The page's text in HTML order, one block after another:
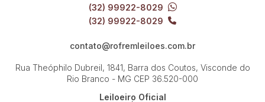
(32) 99922-8029
(32) 99922-8029
contato@rofremleiloes.com.br
Rua Theóphilo Dubreil, 1841, Barra dos Coutos, Visconde do
Rio Branco - MG CEP 36.520-000
Leiloeiro Oficial